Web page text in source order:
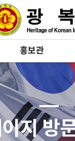
홍보관
지 방